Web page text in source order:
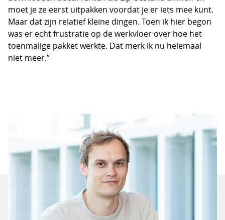
moet je ze eerst uitpakken voordat je er iets mee kunt.
Maar dat zijn relatief kleine dingen. Toen ik hier begon
was er echt frustratie op de werkvloer over hoe het
toenmalige pakket werkte. Dat merk ik nu helemaal
niet meer.”